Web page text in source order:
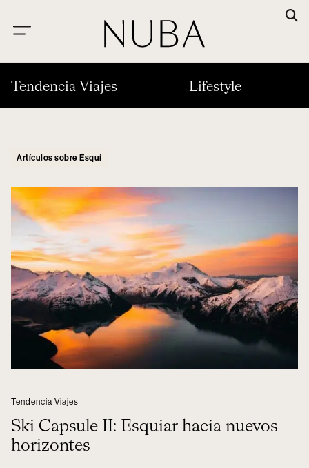
Tendencia Viajes Lifestyle
Artículos sobre Esquí
Tendencia Viajes
Ski Capsule II: Esquiar hacia nuevos
horizontes